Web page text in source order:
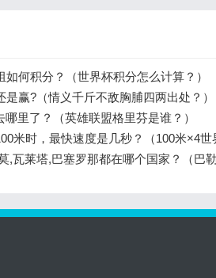
如何积分？（世界杯积分怎么计算？）
是赢?（情义千斤不敌胸脯四两出处？）
哪里了？（英雄联盟格里芬是谁？）
米时，最快速度是几秒？（100米×4世
,瓦莱塔,巴塞罗那都在哪个国家？（巴